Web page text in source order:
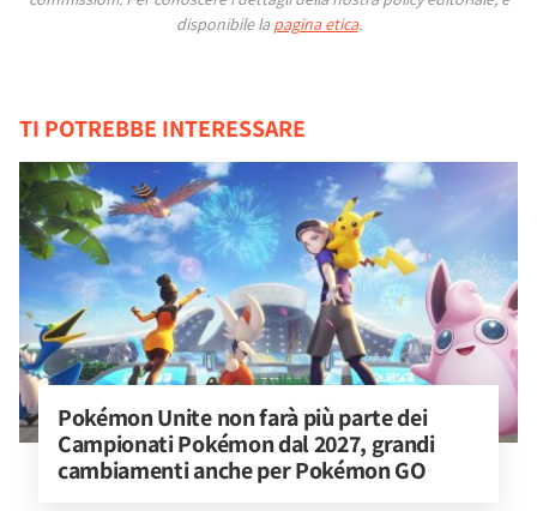
disponibile la pagina etica.
TI POTREBBE INTERESSARE
Pokémon Unite non farà più parte dei
Campionati Pokémon dal 2027, grandi
cambiamenti anche per Pokémon GO